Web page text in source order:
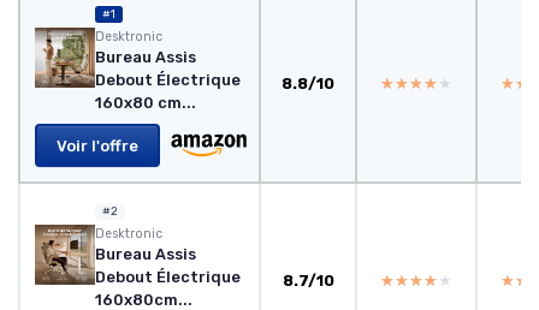
#1
Desktronic
Bureau Assis
Debout Électrique
160x80 cm...
Voir l'offre
8.8/10 ★★★★★
★★★★★
#2
Desktronic
Bureau Assis
Debout Électrique
160x80cm...
8.7/10 ★★★★★
★★★★★